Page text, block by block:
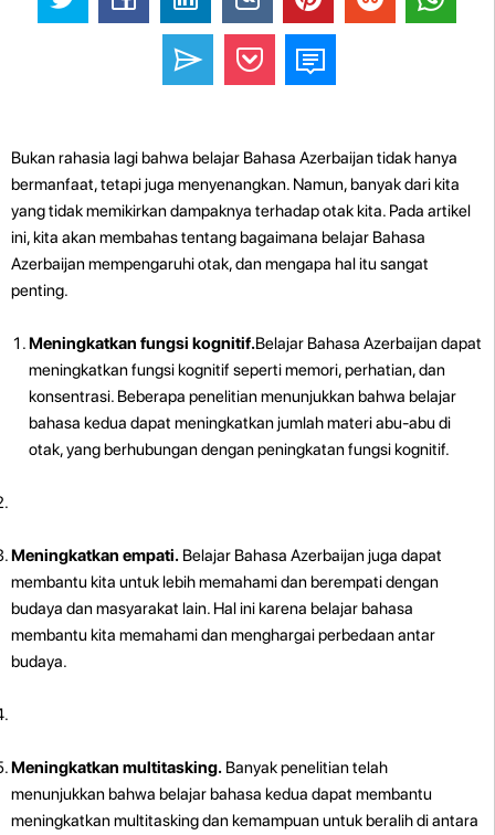
Bukan rahasia lagi bahwa belajar Bahasa Azerbaijan tidak hanya
bermanfaat, tetapi juga menyenangkan. Namun, banyak dari kita
yang tidak memikirkan dampaknya terhadap otak kita. Pada artikel
ini, kita akan membahas tentang bagaimana belajar Bahasa
Azerbaijan mempengaruhi otak, dan mengapa hal itu sangat
penting.
Meningkatkan fungsi kognitif.Belajar Bahasa Azerbaijan dapat
meningkatkan fungsi kognitif seperti memori, perhatian, dan
konsentrasi. Beberapa penelitian menunjukkan bahwa belajar
bahasa kedua dapat meningkatkan jumlah materi abu-abu di
otak, yang berhubungan dengan peningkatan fungsi kognitif.
Meningkatkan empati. Belajar Bahasa Azerbaijan juga dapat
membantu kita untuk lebih memahami dan berempati dengan
budaya dan masyarakat lain. Hal ini karena belajar bahasa
membantu kita memahami dan menghargai perbedaan antar
budaya.
Meningkatkan multitasking. Banyak penelitian telah
menunjukkan bahwa belajar bahasa kedua dapat membantu
meningkatkan multitasking dan kemampuan untuk beralih di antara